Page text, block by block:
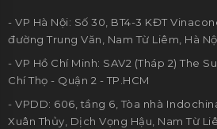
- VP Hà Nội: Số 30, BT4-3 KĐT
đường Trung Văn, Nam Từ Liêm, Hà
- VP Hồ Chí Minh: SAV2 (Tháp 2) The
Chí Thọ - Quận 2 - TP.HCM
- VPDD: 606, tầng 6, Tòa nhà
Xuân Thủy, Dịch Vọng Hậu, Nam Từ